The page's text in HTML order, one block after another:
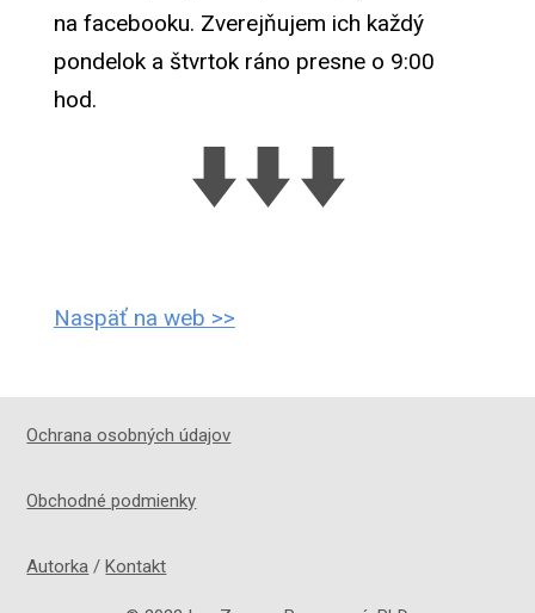
na facebooku. Zverejňujem ich každý
pondelok a štvrtok ráno presne o 9:00
hod.
Naspäť na web >>
Ochrana osobných údajov
Obchodné podmienky
Autorka /Kontakt